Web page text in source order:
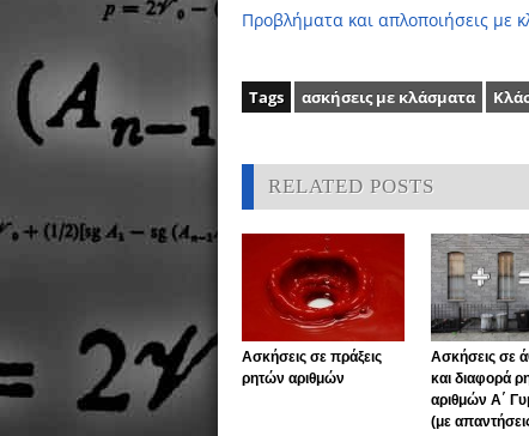
Προβλήματα και απλοποιήσεις με
Tags ασκήσεις με κλάσματα
RELATED POSTS
Ασκήσεις σε πράξεις
ρητών αριθμών
Ασκήσεις σε
και διαφορά
αριθμών Α΄
(με